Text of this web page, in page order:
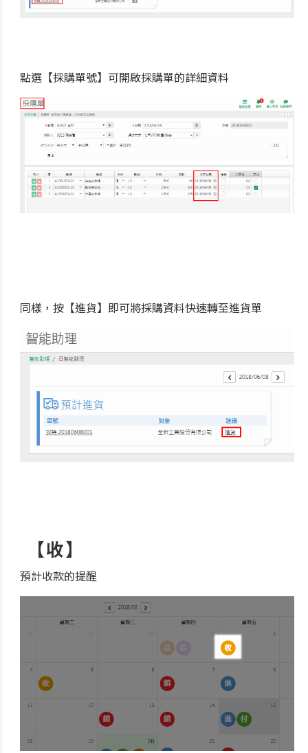
點選【採購單號】可開啟採購單的詳細資料
同樣，按【進貨】即可將採購資料快速轉至進貨單
【收】
預計收款的提醒